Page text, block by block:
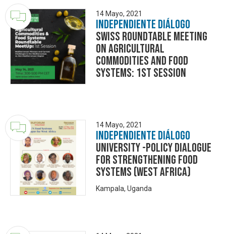
14 Mayo, 2021
Independiente Diálogo
Swiss Roundtable Meeting
on Agricultural
Commodities and Food
Systems: 1st Session
14 Mayo, 2021
Independiente Diálogo
University -Policy Dialogue
for Strengthening Food
Systems (West Africa)
Kampala, Uganda